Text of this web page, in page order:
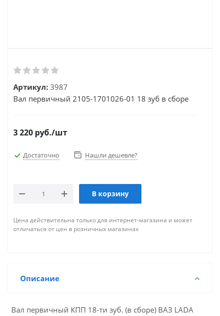
Артикул: 3987
Вал первичный 2105-1701026-01 18 зуб в сборе
3 220 руб./шт
Достаточно Нашли дешевле?
В корзину
Цена действительна только для интернет-магазина и может
отличаться от цен в розничных магазинах
Описание
Вал первичный КПП 18-ти зуб. (в сборе) ВАЗ LADA